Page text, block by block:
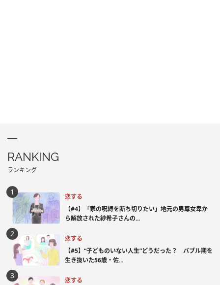
RANKING
ランキング
恋する
【#4】「家の呪縛を断ち切りたい」地元の男尊女卑か
ら解放された紗希子さんの...
恋する
【#5】“子どものいない人生”どうだった？ バブル期を
生き抜いた56歳・佐...
恋する